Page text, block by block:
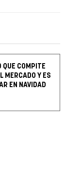
QUE COMPITE
MERCADO Y ES
EN NAVIDAD